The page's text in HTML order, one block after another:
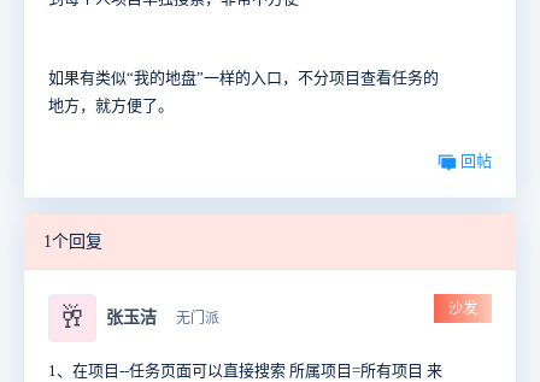
如果有类似“我的地盘”一样的入口，不分项目查看任务的
地方，就方便了。
回帖
1个回复
🥂 张玉洁 无门派
沙发
1、在项目--任务页面可以直接搜索 所属项目=所有项目 来